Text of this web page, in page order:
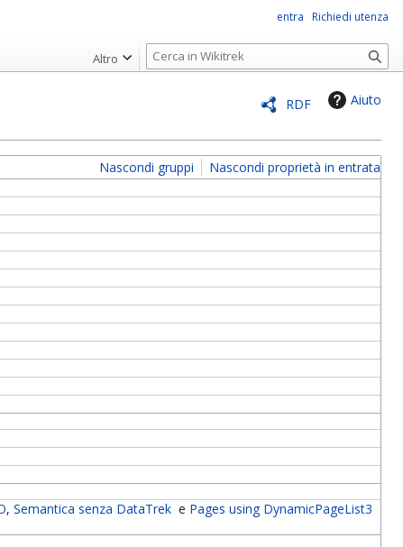
RDF Aiuto
Nascondi gruppi
Nascondi proprietà in entrata
,Semantica senza DataTrek e Pages using DynamicPageList3
entra Richiedi utenza
Altro
R
i
r
c
a